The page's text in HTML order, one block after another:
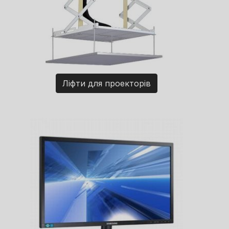
Ліфти для проекторів